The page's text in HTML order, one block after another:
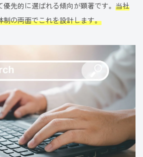
先的に選ばれる傾向が顕著です。 当社
制の両面でこれを設計します。